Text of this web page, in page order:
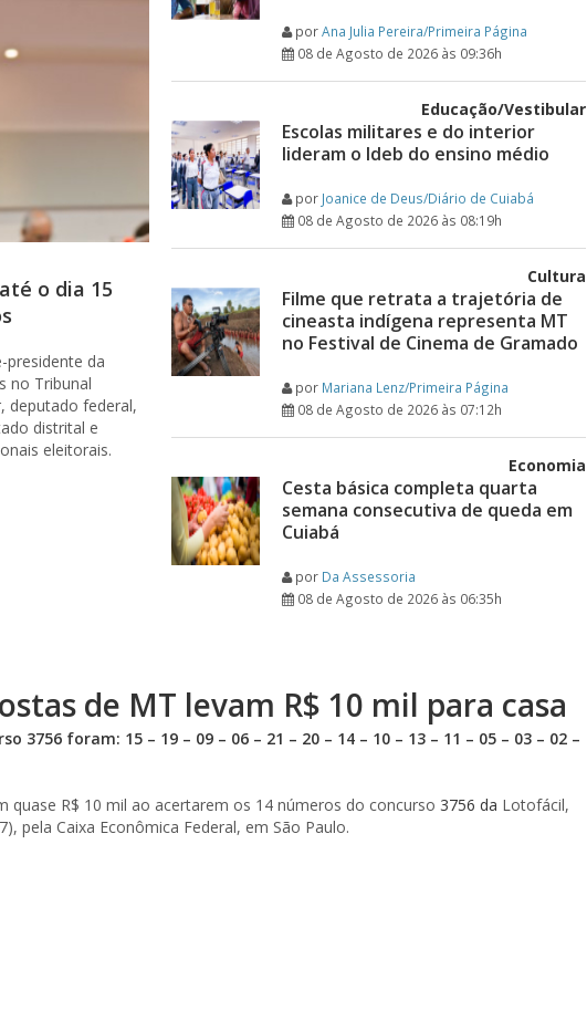
o dia 15
presidente da
no Tribunal
deputado federal,
distrital e
eleitorais.
porAna Julia Pereira/Primeira Página
08 de Agosto de 2026 às 09:36h
Educação/Vestibular
Escolas militares e do interior
lideram o Ideb do ensino médio
por Joanice de Deus/Diário de Cuiabá
08 de Agosto de 2026 às 08:19h
Cultura
Filme que retrata a trajetória de
cineasta indígena representa MT
no Festival de Cinema de Gramado
por Mariana Lenz/Primeira Página
08 de Agosto de 2026 às 07:12h
Economia
Cesta básica completa quarta
semana consecutiva de queda em
Cuiabá
por Da Assessoria
08 de Agosto de 2026 às 06:35h
de MT levam R$ 10 mil para casa
3756 foram: 15 – 19 – 09 – 06 – 21 – 20 – 14 – 10 – 13 – 11 – 05 – 03 – 02 –
quase R$ 10 mil ao acertarem os 14 números do concurso 3756 da Lotofácil,
pela Caixa Econômica Federal, em São Paulo.